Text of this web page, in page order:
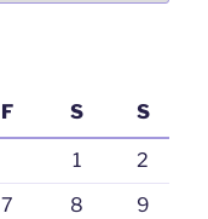
F S S
1
2
7 8
9